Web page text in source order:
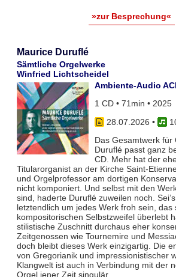
»zur Besprechung«
Maurice Duruflé
Sämtliche Orgelwerke
Winfried Lichtscheidel
Ambiente-Audio
1 CD • 71min • 2025
28.07.2026 •
Das Gesamtwerk für
Duruflé passt ganz
CD. Mehr hat der
Titularorganist an der Kirche Saint-
und Orgelprofessor am dortigen
nicht komponiert. Und selbst mit den
sind, haderte Duruflé zuweilen noch.
letztendlich um jedes Werk froh sein, das
kompositorischen Selbstzweifel überlebt
stilistische Zuschnitt durchaus eher
Zeitgenossen wie Tournemire und
doch bleibt dieses Werk einzigartig. Die
von Gregorianik und impressionistischer
Klangwelt ist auch in Verbindung mit der
Orgel jener Zeit singulär.